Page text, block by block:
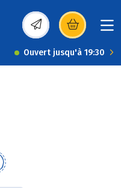
(s’ouvre dans une
Ouvert jusqu'à 19:30